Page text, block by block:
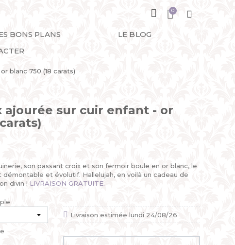
BONS PLANS
LE BLOG
blanc 750 (18 carats)
ajourée sur cuir enfant - or
son passant croix et son fermoir boule en or blanc, le
démontable et évolutif. Hallelujah, en voilà un cadeau de
divin ! LIVRAISON GRATUITE.
Livraison estimée lundi 24/08/26